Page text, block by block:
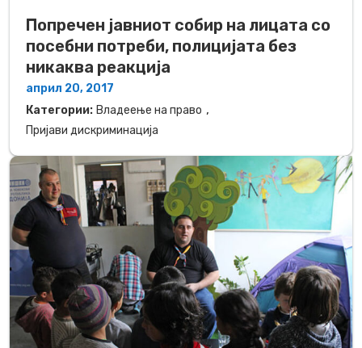
Попречен јавниот собир на лицата со
посебни потреби, полицијата без
никаква реакција
април 20, 2017
Категории: Владеење на право ,
Пријави дискриминација